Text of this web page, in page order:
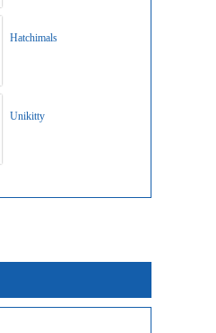
Hatchimals
Unikitty